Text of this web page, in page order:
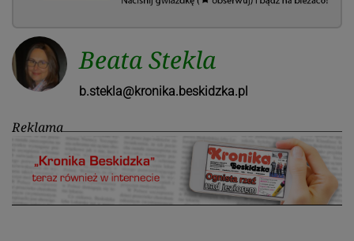
Beata Stekla
b.stekla@kronika.beskidzka.pl
Reklama